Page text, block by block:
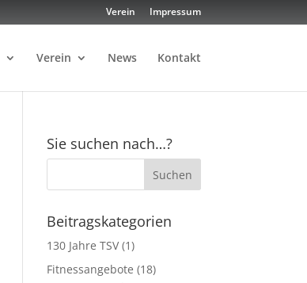
Verein Impressum
Verein News Kontakt
Sie suchen nach…?
Beitragskategorien
130 Jahre TSV(1)
Fitnessangebote (18)